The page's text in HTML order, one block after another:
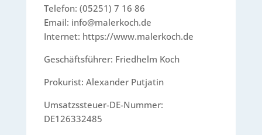
Telefon: (05251) 7 16 86
Email: info@malerkoch.de
Internet: https://www.malerkoch.de
Geschäftsführer: Friedhelm Koch
Prokurist: Alexander Putjatin
Umsatzssteuer-DE-Nummer:
DE126332485